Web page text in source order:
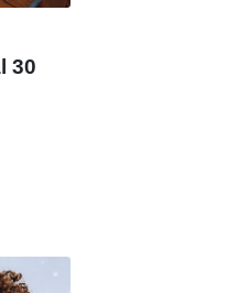
30